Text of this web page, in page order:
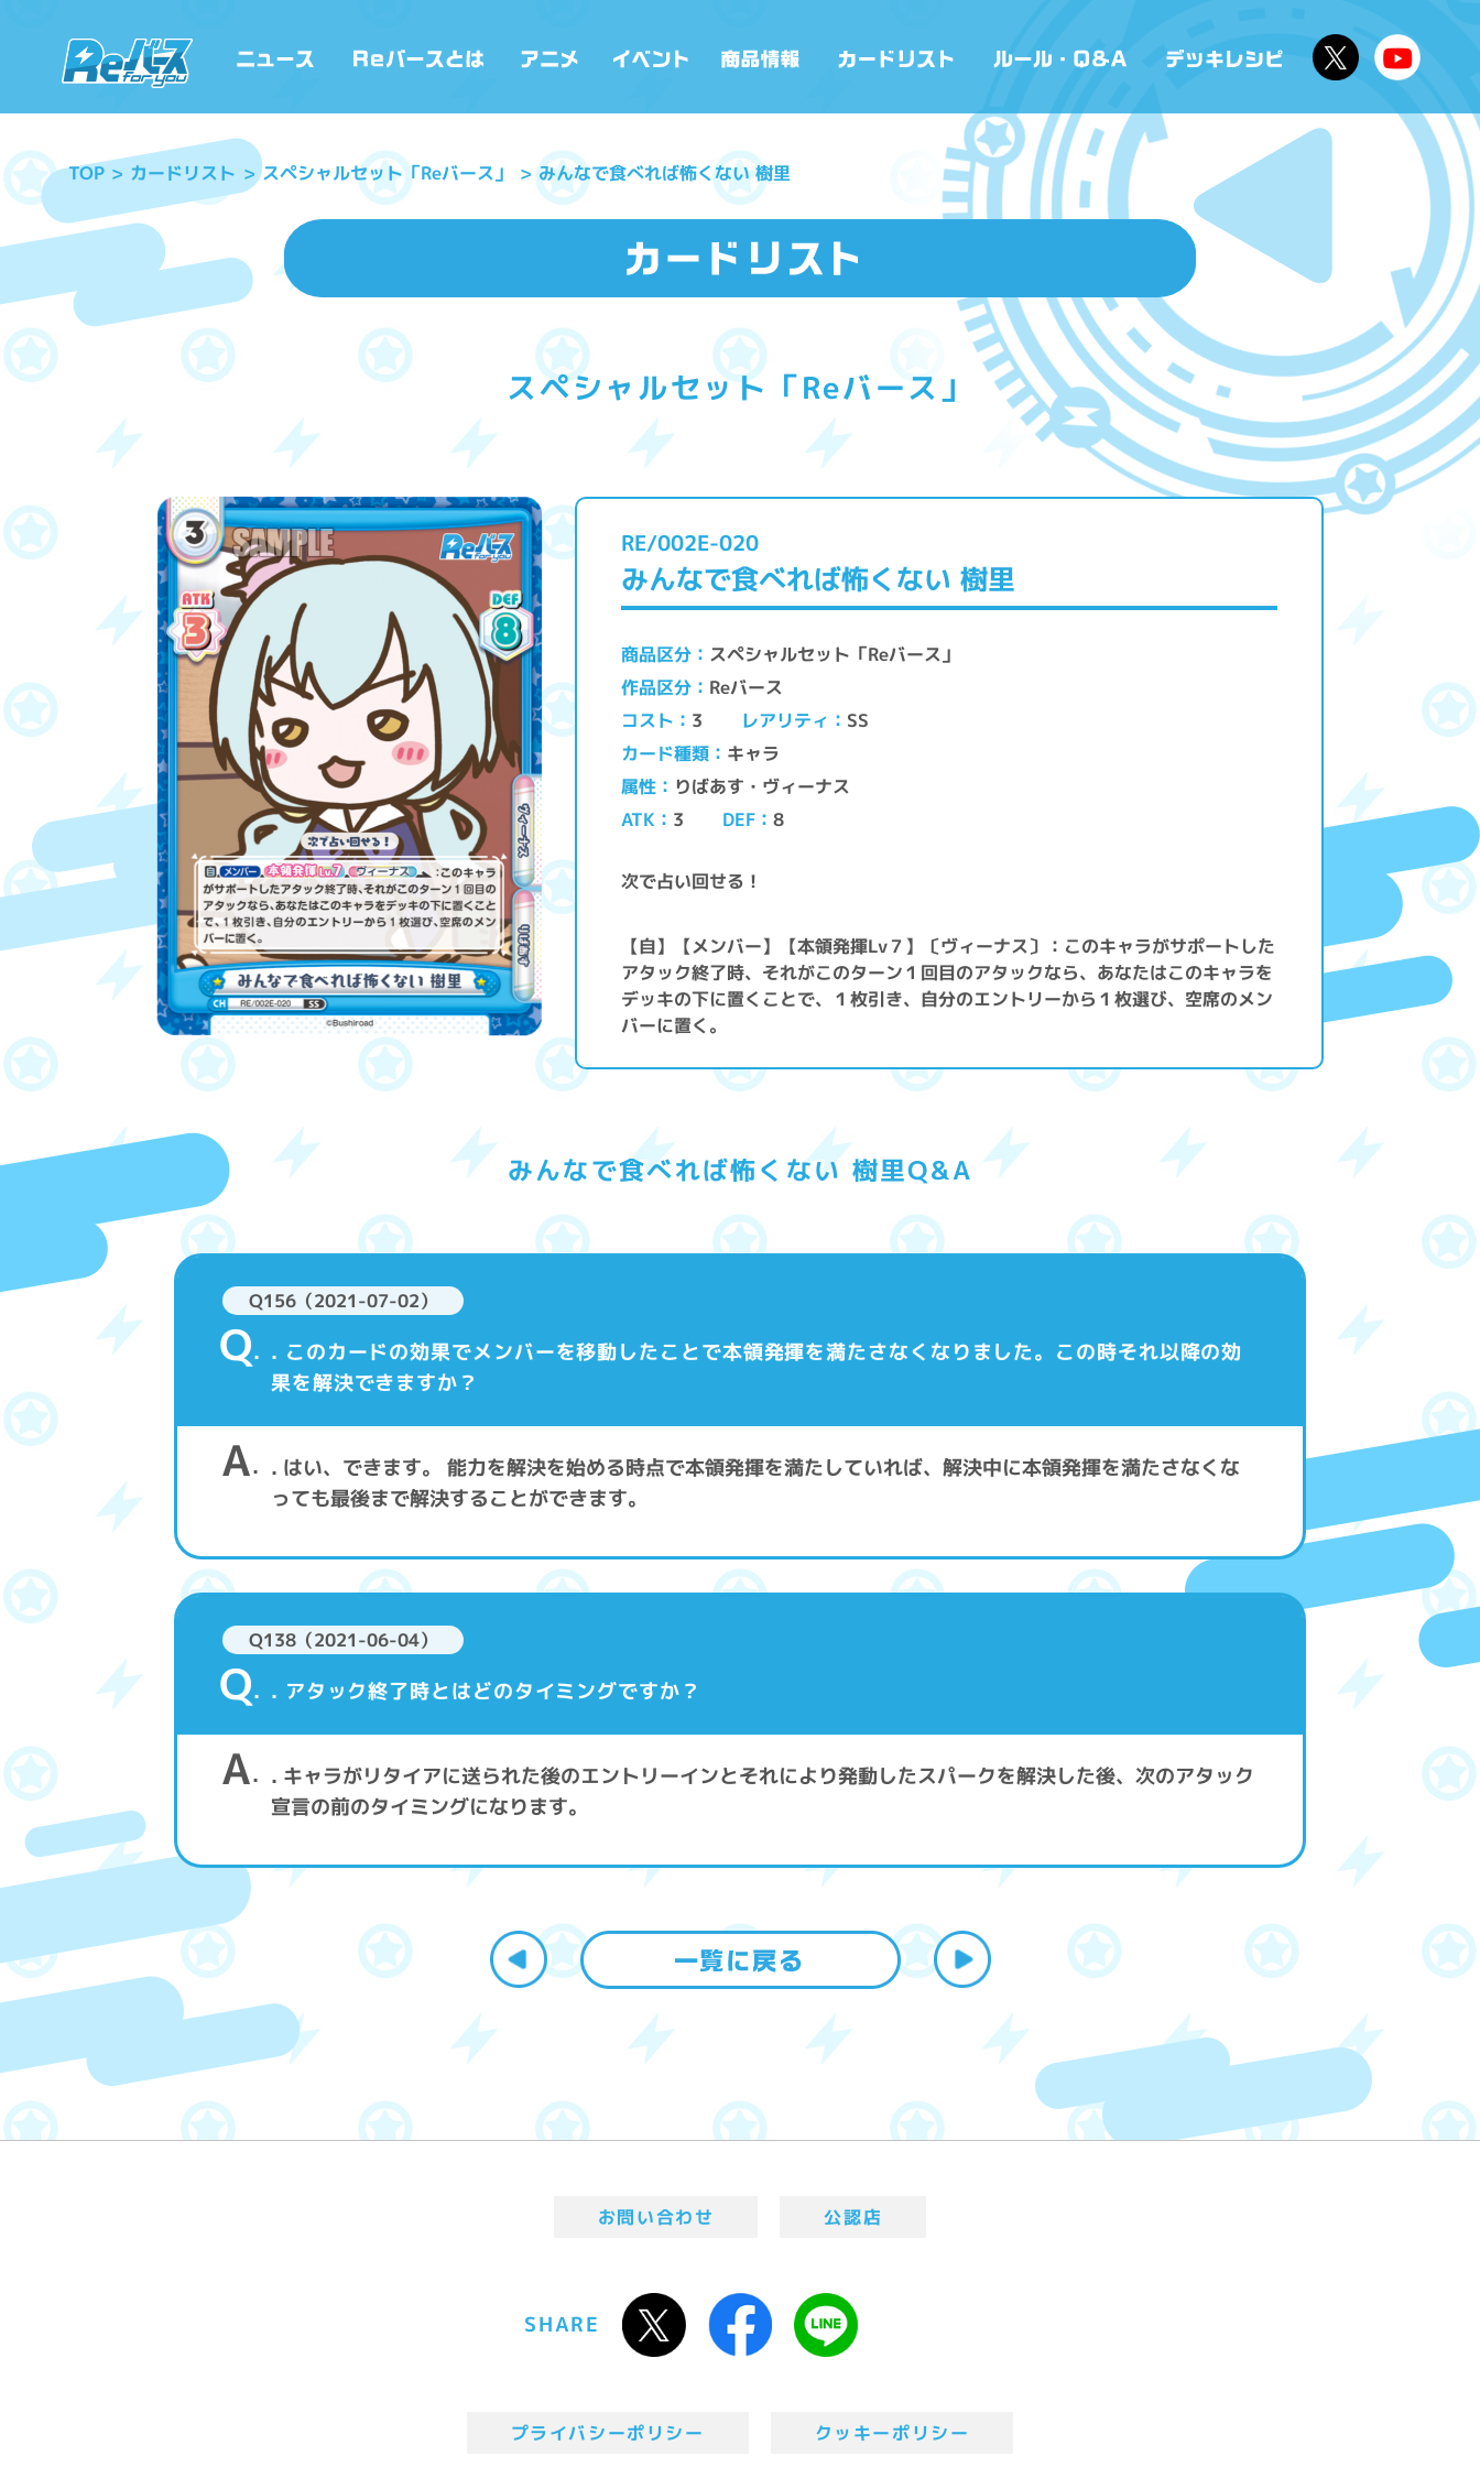
TOP カードリスト スペシャルセット「Reバース」 みんなで食べれば怖くない 樹里
スペシャルセット「Reバース」
RE/002E-020
みんなで食べれば怖くない 樹里
商品区分 スペシャルセット「Reバース」
作品区分 Reバース
コスト 3 レアリティ SS
カード種類 キャラ
属性 りばあす・ヴィーナス
ATK 3 DEF 8
次で占い回せる！
【自】【メンバー】【本領発揮Lv７】〔ヴィーナス〕：このキャラがサポートした
アタック終了時、それがこのターン１回目のアタックなら、あなたはこのキャラを
デッキの下に置くことで、１枚引き、自分のエントリーから１枚選び、空席のメン
バーに置く。
みんなで食べれば怖くない 樹里Q&A
Q156（2021-07-02）
Q . このカードの効果でメンバーを移動したことで本領発揮を満たさなくなりました。この時それ以降の効
果を解決できますか？
A . はい、できます。 能力を解決を始める時点で本領発揮を満たしていれば、解決中に本領発揮を満たさなくな
っても最後まで解決することができます。
Q138（2021-06-04）
Q . アタック終了時とはどのタイミングですか？
A . キャラがリタイアに送られた後のエントリーインとそれにより発動したスパークを解決した後、次のアタック
宣言の前のタイミングになります。
お問い合わせ 公認店
SHARE
プライバシーポリシー クッキーポリシー